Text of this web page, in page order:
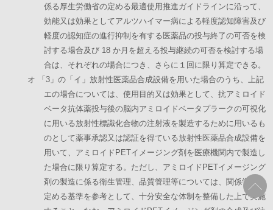
係る厚生労働省の定める最適使用推進ガイドラインに沿って、
効能又は効果としてアルツハイマー病による軽度認知障害及び
軽度の認知症の進行抑制を有する医薬品の投与終了の可否を検
討する場合及び 18 か月を超える投与継続の可否を検討する場
合は、それぞれの場合につき、さらに１回に限り算定できる。
オ 「3」の「イ」放射性医薬品合成設備を用いた場合のうち、上記
エの場合については、使用目的又は効果として、抗アミロイド
ベータ抗体薬投与後の脳内アミロイドベータプラークの可視化
に用いる放射性標識化合物の注射液を製造するために用いるも
のとして薬事承認又は認証を得ている放射性医薬品合成設備を
用いて、アミロイドPETイメージング剤を医療機関内で製造し
た場合に限り算定する。ただし、アミロイドPETイメージング
剤の製造に係る衛生管理、品質管理等については、関係学会の
定める基準を参考として、十分安全な体制を整備した上で実施